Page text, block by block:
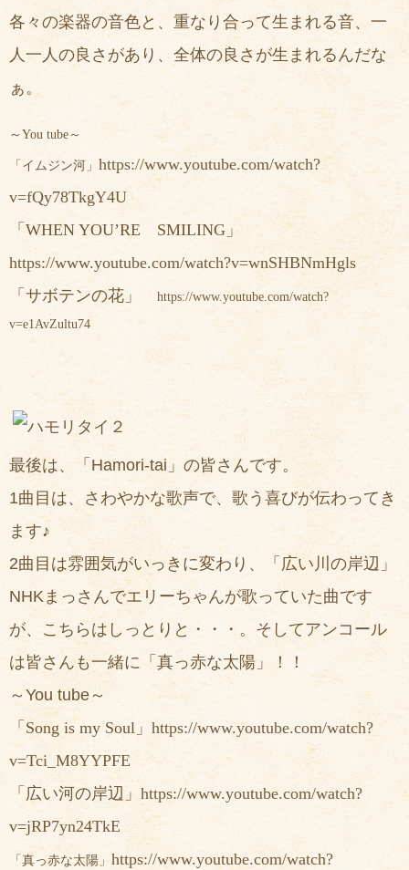
各々の楽器の音色と、重なり合って生まれる音、一
人一人の良さがあり、全体の良さが生まれるんだな
ぁ。
～You tube～
「イムジン河」 https://www.youtube.com/watch?
v=fQy78TkgY4U
「WHEN YOU’RE SMILING」
https://www.youtube.com/watch?v=wnSHBNmHgls
「サボテンの花」 https://www.youtube.com/watch?
v=e1AvZultu74
最後は、「Hamori-tai」の皆さんです。
1曲目は、さわやかな歌声で、歌う喜びが伝わってき
ます♪
2曲目は雰囲気がいっきに変わり、「広い川の岸辺」
NHKまっさんでエリーちゃんが歌っていた曲です
が、こちらはしっとりと・・・。そしてアンコール
は皆さんも一緒に「真っ赤な太陽」！！
～You tube～
「Song is my Soul」 https://www.youtube.com/watch?
v=Tci_M8YYPFE
「広い河の岸辺」 https://www.youtube.com/watch?
v=jRP7yn24TkE
「真っ赤な太陽」https://www.youtube.com/watch?